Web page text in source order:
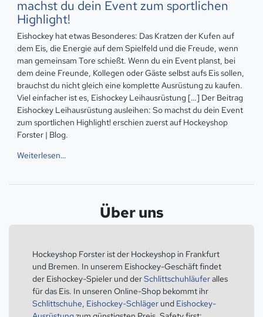
machst du dein Event zum sportlichen
Highlight!
Eishockey hat etwas Besonderes: Das Kratzen der Kufen auf
dem Eis, die Energie auf dem Spielfeld und die Freude, wenn
man gemeinsam Tore schießt. Wenn du ein Event planst, bei
dem deine Freunde, Kollegen oder Gäste selbst aufs Eis sollen,
brauchst du nicht gleich eine komplette Ausrüstung zu kaufen.
Viel einfacher ist es, Eishockey Leihausrüstung […] Der Beitrag
Eishockey Leihausrüstung ausleihen: So machst du dein Event
zum sportlichen Highlight! erschien zuerst auf Hockeyshop
Forster | Blog.
Weiterlesen…
Über uns
Hockeyshop Forster ist der Hockeyshop in Frankfurt
und Bremen. In unserem Eishockey-Geschäft findet
der Eishockey-Spieler und derSchlittschuhläuferalles
für das Eis. In unseren Online-Shop bekommt ihr
Schlittschuhe, Eishockey-Schläger und Eishockey-